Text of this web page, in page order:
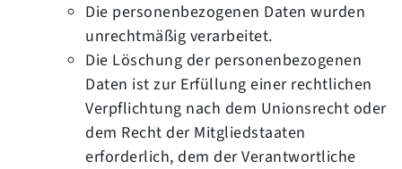
Die personenbezogenen Daten wurden
unrechtmäßig verarbeitet.
Die Löschung der personenbezogenen
Daten ist zur Erfüllung einer rechtlichen
Verpflichtung nach dem Unionsrecht oder
dem Recht der Mitgliedstaaten
erforderlich, dem der Verantwortliche